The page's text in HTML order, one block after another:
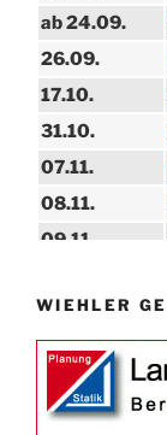
ab 24.09.
26.09.
17.10.
31.10.
07.11.
08.11.
09.11.
11.11.
14.11.
15.11.
15.11.
WIEHLER